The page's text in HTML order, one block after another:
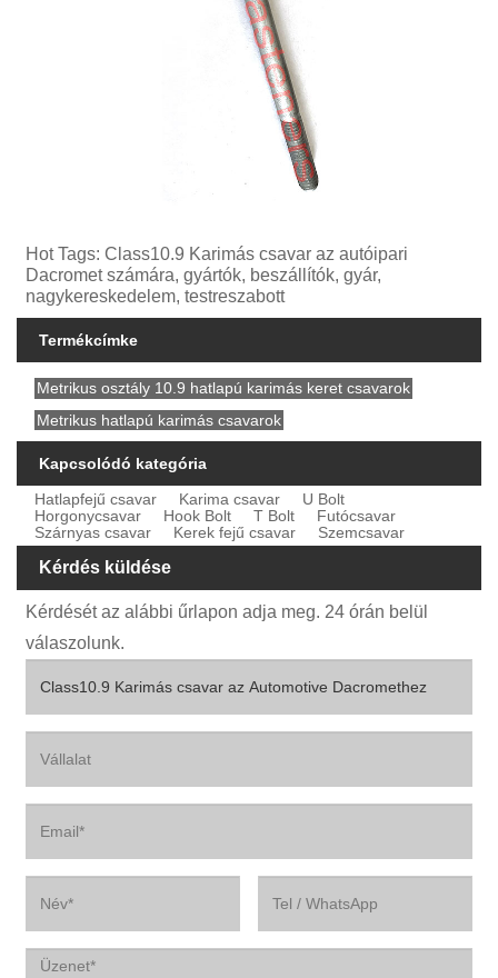
Hot Tags: Class10.9 Karimás csavar az autóipari
Dacromet számára, gyártók, beszállítók, gyár,
nagykereskedelem, testreszabott
Termékcímke
Metrikus osztály 10.9 hatlapú karimás keret csavarok
Metrikus hatlapú karimás csavarok
Kapcsolódó kategória
Hatlapfejű csavar
Karima csavar
U Bolt
Horgonycsavar
Hook Bolt T Bolt
Futócsavar
Szárnyas csavar
Kerek fejű csavar Szemcsavar
Kérdés küldése
Kérdését az alábbi űrlapon adja meg. 24 órán belül
válaszolunk.